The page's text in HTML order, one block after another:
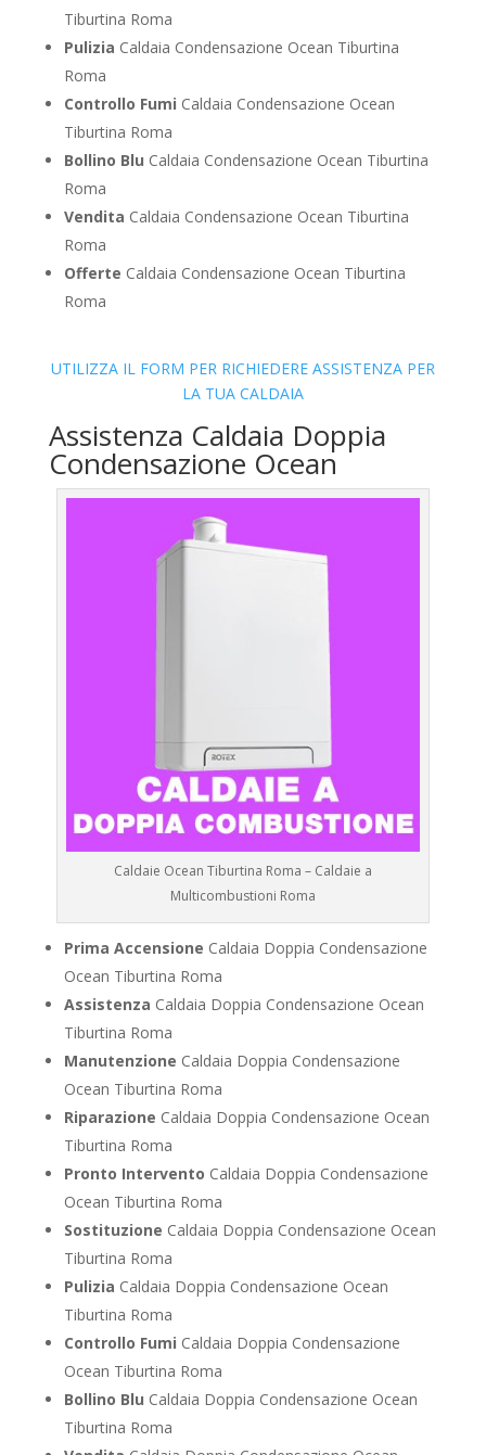
Tiburtina Roma
Pulizia Caldaia Condensazione Ocean Tiburtina
Roma
Controllo Fumi Caldaia Condensazione Ocean
Tiburtina Roma
Bollino Blu Caldaia Condensazione Ocean Tiburtina
Roma
Vendita Caldaia Condensazione Ocean Tiburtina
Roma
Offerte Caldaia Condensazione Ocean Tiburtina
Roma
UTILIZZA IL FORM PER RICHIEDERE ASSISTENZA PER
LA TUA CALDAIA
Assistenza Caldaia Doppia
Condensazione Ocean
Caldaie Ocean Tiburtina Roma – Caldaie a
Multicombustioni Roma
Prima Accensione Caldaia Doppia Condensazione
Ocean Tiburtina Roma
Assistenza Caldaia Doppia Condensazione Ocean
Tiburtina Roma
Manutenzione Caldaia Doppia Condensazione
Ocean Tiburtina Roma
Riparazione Caldaia Doppia Condensazione Ocean
Tiburtina Roma
Pronto Intervento Caldaia Doppia Condensazione
Ocean Tiburtina Roma
Sostituzione Caldaia Doppia Condensazione Ocean
Tiburtina Roma
Pulizia Caldaia Doppia Condensazione Ocean
Tiburtina Roma
Controllo Fumi Caldaia Doppia Condensazione
Ocean Tiburtina Roma
Bollino Blu Caldaia Doppia Condensazione Ocean
Tiburtina Roma